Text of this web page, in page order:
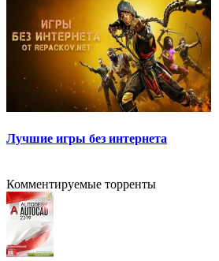
Лучшие игры без интернета
Комментируемые торренты